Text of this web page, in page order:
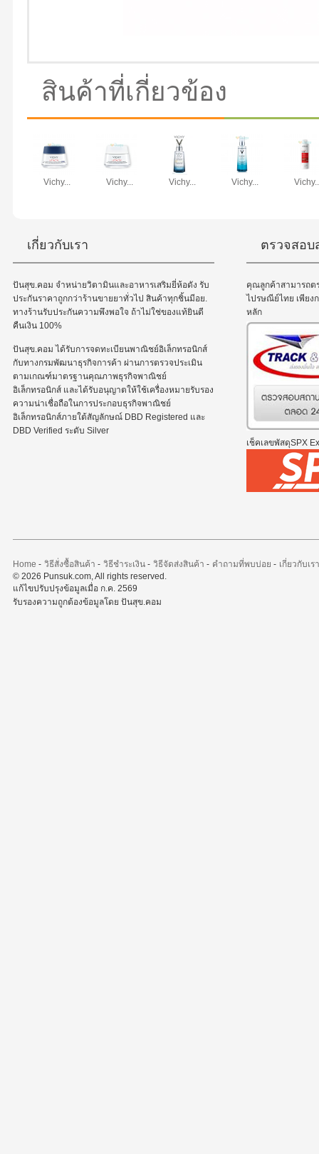
สินค้าที่เกี่ยวข้อง
Vichy... Vichy... Vichy... Vichy...
เกี่ยวกับเรา
ปันสุข.คอม จำหน่ายวิตามินและอาหารเสริมยี่ห้อดัง รับ
ประกันราคาถูกกว่าร้านขายยาทั่วไป สินค้าทุกชิ้นมีอย.
ทางร้านรับประกันความพึงพอใจ ถ้าไม่ใช่ของแท้ยินดี
คืนเงิน 100%
ปันสุข.คอม ได้รับการจดทะเบียนพาณิชย์อิเล็กทรอนิกส์
กับทางกรมพัฒนาธุรกิจการค้า ผ่านการตรวจประเมิน
ตามเกณฑ์มาตรฐานคุณภาพธุรกิจพาณิชย์
อิเล็กทรอนิกส์ และได้รับอนุญาตให้ใช้เครื่องหมายรับรอง
ความน่าเชื่อถือในการประกอบธุรกิจพาณิชย์
อิเล็กทรอนิกส์ภายใต้สัญลักษณ์ DBD Registered และ
DBD Verified ระดับ Silver
ตรวจสอ
คุณลูกค้าสามารถต
ไปรษณีย์ไทย เพียง
หลัก
เช็คเลขพัสดุSPX
Home - วิธีสั่งซื้อสินค้า - วิธีชำระเงิน- วิธีจัดส่งสินค้า - คำถามที่พบบ่อย - เกี่ยวกับเรา
© 2026 Punsuk.com, All rights reserved.
แก้ไขปรับปรุงข้อมูลเมื่อ ก.ค. 2569
รับรองความถูกต้องข้อมูลโดย ปันสุข.คอม